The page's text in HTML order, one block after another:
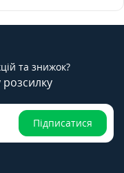
та знижок?
Підписатися